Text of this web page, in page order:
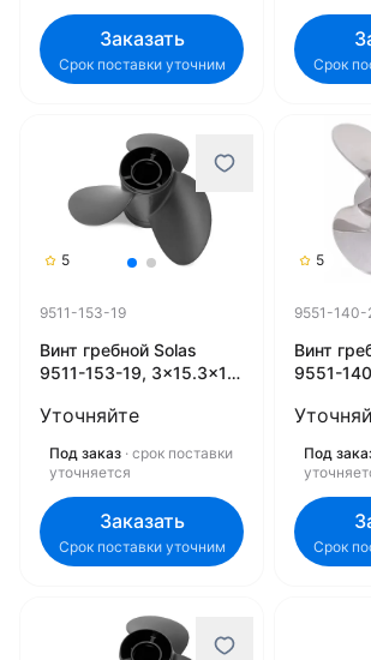
Заказать
Срок поставки уточним Срок
5
9511-153-19
Винт гребной Solas
9511-153-19, 3x15.3x19
Уточняйте
Под заказ · срок поставки
уточняется
Заказать
Срок поставки уточним
5
9551-140-
Винт
9551-
Под
Срок